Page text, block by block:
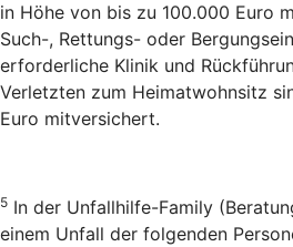
in Höhe von bis zu 100.000 Euro
Such-, Rettungs- oder
erforderliche Klinik und
Verletzten zum Heimatwohnsitz
Euro mitversichert.
5 In der Unfallhilfe-Family
einem Unfall der folgenden